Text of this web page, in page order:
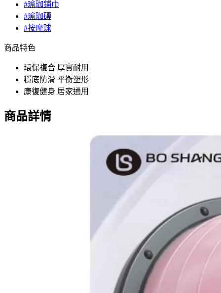
#瑜珈鋪巾
#瑜珈磚
#按摩球
商品特色
環保複合 厚實耐用
穩底防滑 平衡塑形
康復健身 居家通用
商品詳情